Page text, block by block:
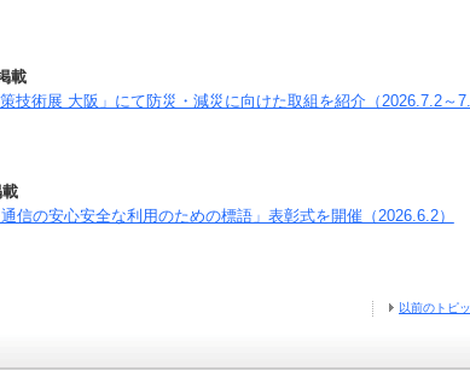
載
策技術展 大阪」にて防災・減災に向けた取組を紹介（2026.7.2～
信の安心安全な利用のための標語」表彰式を開催（2026.6.2）
以前のトピ